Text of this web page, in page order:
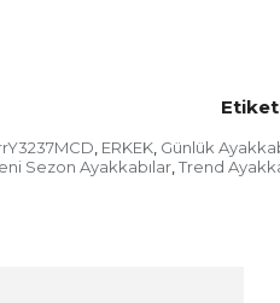
, ERKEK, Günlük
Sezon Ayakkabılar, Trend